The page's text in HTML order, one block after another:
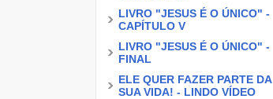
LIVRO "JESUS É O ÚNICO" -
CAPÍTULO V
LIVRO "JESUS É O ÚNICO" -
FINAL
ELE QUER FAZER PARTE DA
SUA VIDA! - LINDO VÍDEO